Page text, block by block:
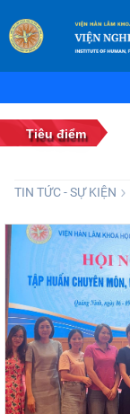
Tiêu điểm
đất nước
TIN TỨC - SỰ KIỆN